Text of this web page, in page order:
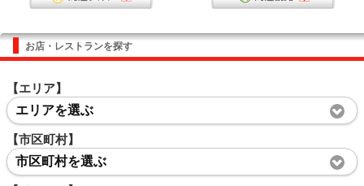
お店・レストランを探す
【エリア】
エリアを選ぶ
【市区町村】
市区町村を選ぶ